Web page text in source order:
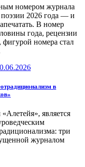
номером журнала
2026 года — и
В номер
года, рецензии
фигурой номера стал
в
является
три
журналом